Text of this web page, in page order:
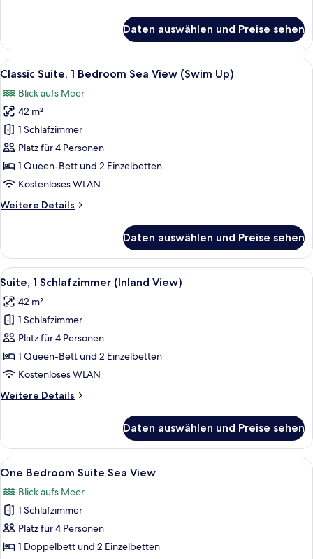
1
Schlafzimmer,
eingeschränkter
Daten auswählen und Preise sehen
Alle
Fotos
für
Classic
Suite,
1
Bedroom
Sea
(Swim
Classic Suite, 1 Bedroom Sea View
8
Classic Suite, 1 Bedroom Sea View (Swim Up)
Blick aufs Meer
42 m²
1 Schlafzimmer
Platz für 4 Personen
1 Queen-Bett und 2 Einzelbetten
Kostenloses WLAN
Weitere Details
Weitere
Suite,
Bedroom
View
(Swim
Daten auswählen und Preise sehen
Alle
Fotos
für
Suite,
1
Schlafzimmer
(Inland
anzeigen
Zimmersafe, Schreibtisch,
10
Suite, 1 Schlafzimmer (Inland View)
42 m²
1 Schlafzimmer
Platz für 4 Personen
1 Queen-Bett und 2 Einzelbetten
Kostenloses WLAN
Weitere Details
Weitere
1
Schlafzimmer
(Inland
Daten auswählen und Preise sehen
Alle
Fotos
für
One
Bedroom
Suite
One Bedroom Suite Sea View |
9
One Bedroom Suite Sea View
Blick aufs Meer
1 Schlafzimmer
Platz für 4 Personen
1 Doppelbett und 2 Einzelbetten